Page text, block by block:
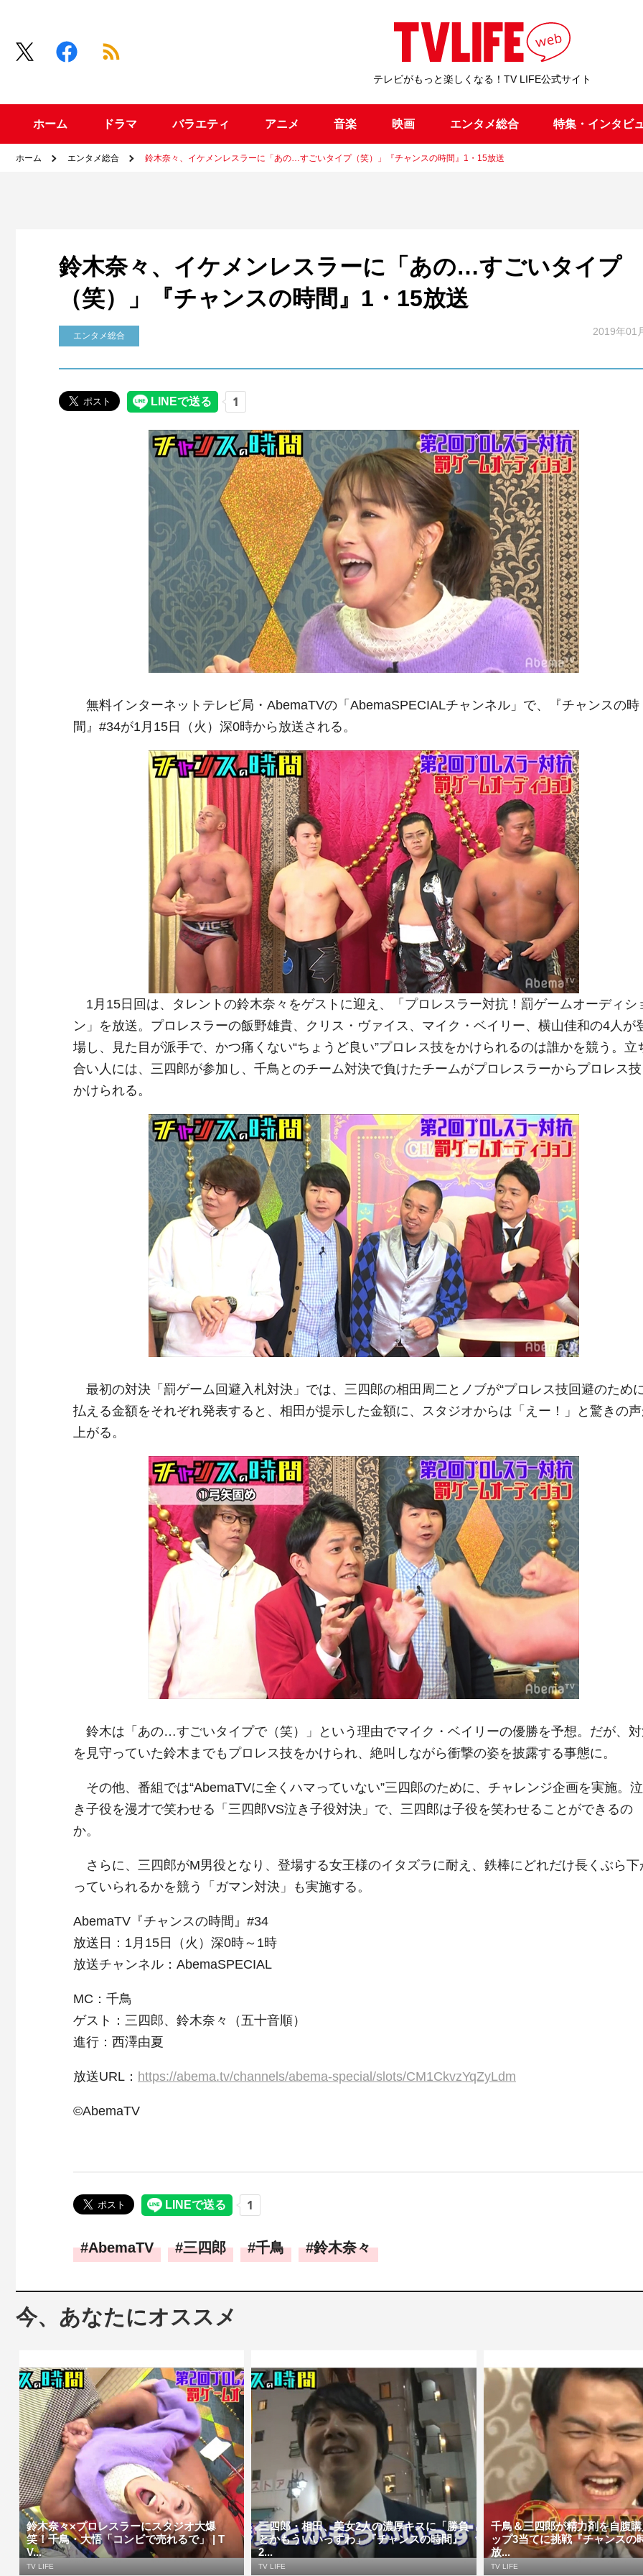
テレビがもっと楽しくなる！TV LIFE公式サイト
ホーム ドラマ バラエティ アニメ 音楽 映画 エンタメ総合 特集・インタビ
ホーム エンタメ総合 鈴木奈々、イケメンレスラーに「あの…すごいタイプ（笑）」『チャンスの時間』1・15放送
鈴木奈々、イケメンレスラーに「あの…すごいタイプ
（笑）」『チャンスの時間』1・15放送
エンタメ総合 2019年01
無料インターネットテレビ局・AbemaTVの「AbemaSPECIALチャンネル」で、『チャンスの時
間』#34が1月15日（火）深0時から放送される。
1月15日回は、タレントの鈴木奈々をゲストに迎え、「プロレスラー対抗！罰ゲームオーディシ
ン」を放送。プロレスラーの飯野雄貴、クリス・ヴァイス、マイク・ベイリー、横山佳和の4人が
場し、見た目が派手で、かつ痛くない“ちょうど良い”プロレス技をかけられるのは誰かを競う。立
合い人には、三四郎が参加し、千鳥とのチーム対決で負けたチームがプロレスラーからプロレス
かけられる。
最初の対決「罰ゲーム回避入札対決」では、三四郎の相田周二とノブが“プロレス技回避のため
払える金額をそれぞれ発表すると、相田が提示した金額に、スタジオからは「えー！」と驚きの
上がる。
鈴木は「あの…すごいタイプで（笑）」という理由でマイク・ベイリーの優勝を予想。だが、
を見守っていた鈴木までもプロレス技をかけられ、絶叫しながら衝撃の姿を披露する事態に。
その他、番組では“AbemaTVに全くハマっていない”三四郎のために、チャレンジ企画を実施。泣
き子役を漫才で笑わせる「三四郎VS泣き子役対決」で、三四郎は子役を笑わせることができるの
か。
さらに、三四郎がM男役となり、登場する女王様のイタズラに耐え、鉄棒にどれだけ長くぶら下
っていられるかを競う「ガマン対決」も実施する。
AbemaTV『チャンスの時間』#34
放送日：1月15日（火）深0時～1時
放送チャンネル：AbemaSPECIAL
MC：千鳥
ゲスト：三四郎、鈴木奈々（五十音順）
進行：西澤由夏
放送URL： https://abema.tv/channels/abema-special/slots/CM1CkvzYqZyLdm
©AbemaTV
AbemaTV 三四郎 千鳥 鈴木奈々
今、あなたにオススメ
鈴木奈々×プロレスラーにスタジオ大爆
笑！千鳥・大悟「コンビで売れるで」 | T
V...
TV LIFE
三四郎・相田、美女2人の濃厚キスに「勝負
とかもういいっすわ」『チャンスの時間』
2...
TV LIFE
千鳥＆三四郎が精力剤を自腹
ップ3当てに挑戦『チャンスの
放...
TV LIFE